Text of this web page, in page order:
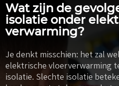
Wat zijn de
isolatie onder
verwarming?
Je denkt misschien: het zal
elektrische vloerverwarming
isolatie. Slechte isolatie